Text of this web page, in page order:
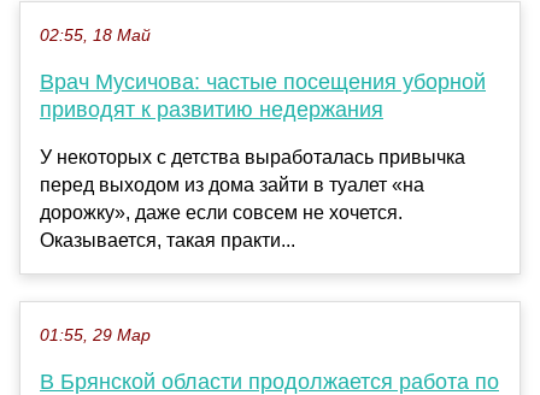
02:55, 18 Май
Врач Мусичова: частые посещения уборной
приводят к развитию недержания
У некоторых с детства выработалась привычка
перед выходом из дома зайти в туалет «на
дорожку», даже если совсем не хочется.
Оказывается, такая практи...
01:55, 29 Мар
В Брянской области продолжается работа по